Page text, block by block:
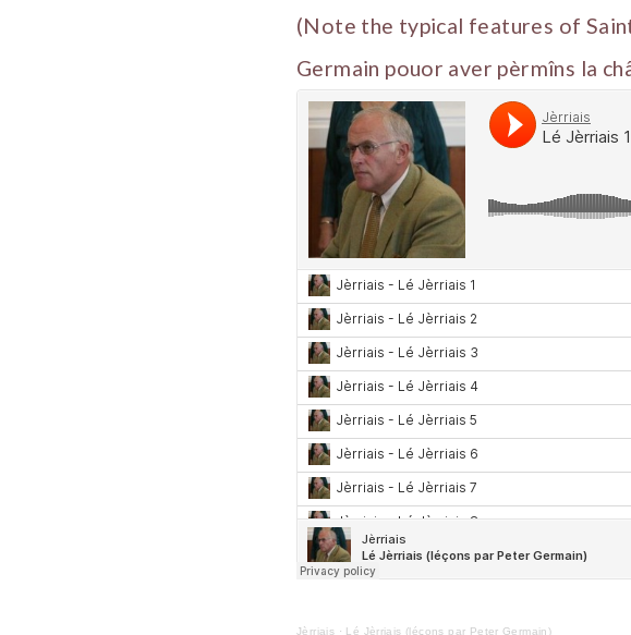
(Note the typical features of
Germain pouor aver pèrmîns la
Jèrriais · Lé Jèrriais (léçons par Peter Germain)